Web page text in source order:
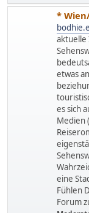
*
etwas
es sich
Medien
eine
Fühlen
Forum